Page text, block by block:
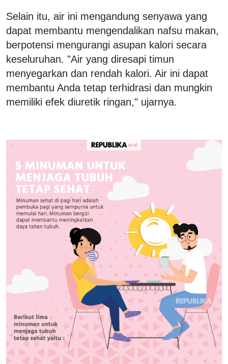
Selain itu, air ini mengandung senyawa yang
dapat membantu mengendalikan nafsu makan,
berpotensi mengurangi asupan kalori secara
keseluruhan. "Air yang diresapi timun
menyegarkan dan rendah kalori. Air ini dapat
membantu Anda tetap terhidrasi dan mungkin
memiliki efek diuretik ringan," ujarnya.